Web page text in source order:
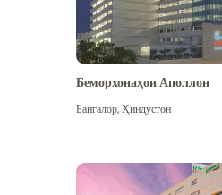
Бештар
Беморхонаҳои Аполлон
Бангалор,Ҳиндустон